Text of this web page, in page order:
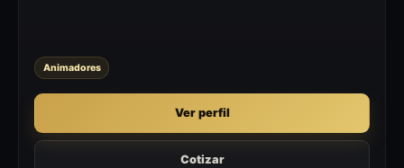
Animadores
Ver perfil
Cotizar